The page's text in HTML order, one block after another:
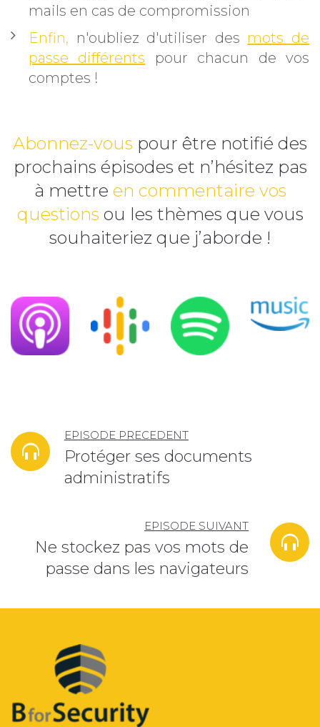
mails en cas de compromission
Enfin, n'oubliez d'utiliser des mots de
passe différents pour chacun de vos
comptes !
Abonnez-vous pour être notifié des
prochains épisodes et n’hésitez pas
à mettre en commentaire vos
questions ou les thèmes que vous
souhaiteriez que j’aborde !
EPISODE PRECEDENT
Protéger ses documents
administratifs
EPISODE SUIVANT
Ne stockez pas vos mots de
passe dans les navigateurs